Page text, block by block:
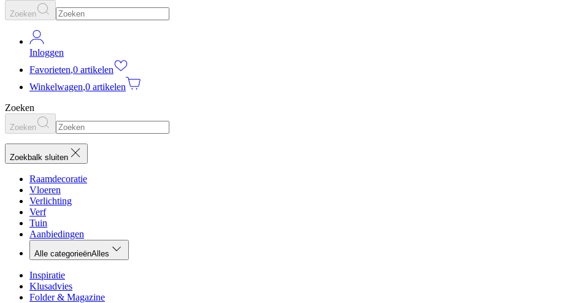
Zoeken
Inloggen
Favorieten,0 artikelen
Winkelwagen,0 artikelen
Zoeken
Zoeken
Zoekbalk sluiten
Raamdecoratie
Vloeren
Verlichting
Verf
Tuin
Aanbiedingen
Alle categorieënAlles
Inspiratie
Klusadvies
Folder & Magazine